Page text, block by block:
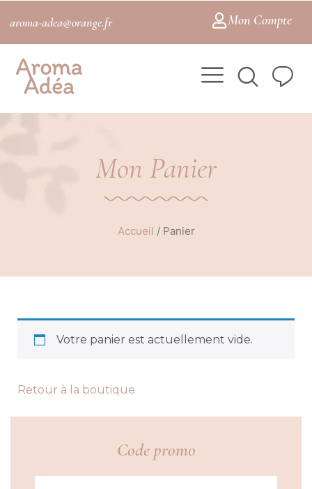
aroma-adea@orange.fr Mon Compte
Mon Panier
Accueil / Panier
Votre panier est actuellement vide.
Retour à la boutique
Code promo